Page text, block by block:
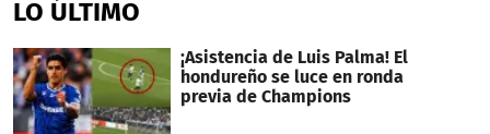
LO ÚLTIMO
¡Asistencia de Luis Palma! El
hondureño se luce en ronda
previa de Champions